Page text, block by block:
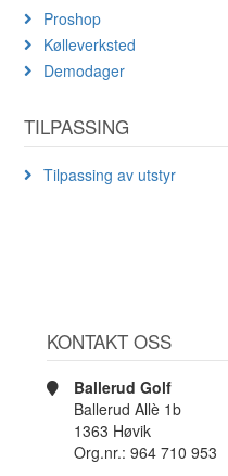
Proshop
Kølleverksted
Demodager
TILPASSING
Tilpassing av utstyr
KONTAKT OSS
Ballerud Golf
Ballerud Allè 1b
1363 Høvik
Org.nr.: 964 710 953